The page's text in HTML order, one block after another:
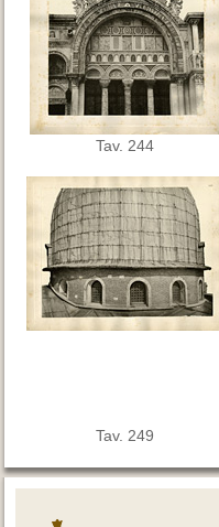
Tav. 244
Tav. 249